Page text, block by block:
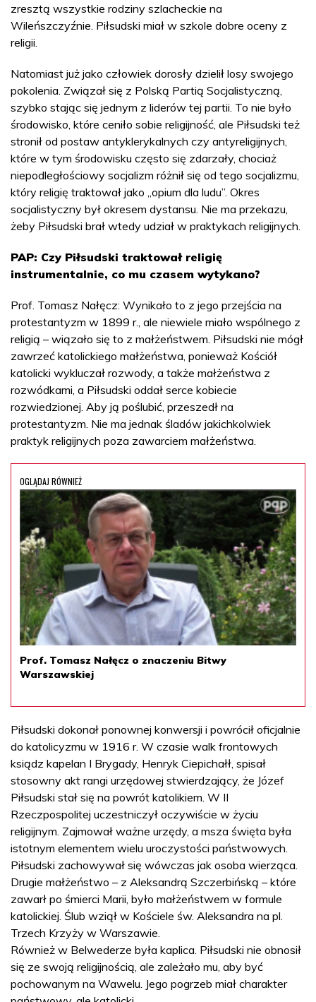
zresztą wszystkie rodziny szlacheckie na
Wileńszczyźnie. Piłsudski miał w szkole dobre oceny z
religii.
Natomiast już jako człowiek dorosły dzielił losy swojego
pokolenia. Związał się z Polską Partią Socjalistyczną,
szybko stając się jednym z liderów tej partii. To nie było
środowisko, które ceniło sobie religijność, ale Piłsudski też
stronił od postaw antyklerykalnych czy antyreligijnych,
które w tym środowisku często się zdarzały, chociaż
niepodległościowy socjalizm różnił się od tego socjalizmu,
który religię traktował jako „opium dla ludu”. Okres
socjalistyczny był okresem dystansu. Nie ma przekazu,
żeby Piłsudski brał wtedy udział w praktykach religijnych.
PAP: Czy Piłsudski traktował religię
instrumentalnie, co mu czasem wytykano?
Prof. Tomasz Nałęcz: Wynikało to z jego przejścia na
protestantyzm w 1899 r., ale niewiele miało wspólnego z
religią – wiązało się to z małżeństwem. Piłsudski nie mógł
zawrzeć katolickiego małżeństwa, ponieważ Kościół
katolicki wykluczał rozwody, a także małżeństwa z
rozwódkami, a Piłsudski oddał serce kobiecie
rozwiedzionej. Aby ją poślubić, przeszedł na
protestantyzm. Nie ma jednak śladów jakichkolwiek
praktyk religijnych poza zawarciem małżeństwa.
OGLĄDAJ RÓWNIEŻ
Prof. Tomasz Nałęcz o znaczeniu Bitwy
Warszawskiej
Piłsudski dokonał ponownej konwersji i powrócił oficjalnie
do katolicyzmu w 1916 r. W czasie walk frontowych
ksiądz kapelan I Brygady, Henryk Ciepichałł, spisał
stosowny akt rangi urzędowej stwierdzający, że Józef
Piłsudski stał się na powrót katolikiem. W II
Rzeczpospolitej uczestniczył oczywiście w życiu
religijnym. Zajmował ważne urzędy, a msza święta była
istotnym elementem wielu uroczystości państwowych.
Piłsudski zachowywał się wówczas jak osoba wierząca.
Drugie małżeństwo – z Aleksandrą Szczerbińską – które
zawarł po śmierci Marii, było małżeństwem w formule
katolickiej. Ślub wziął w Kościele św. Aleksandra na pl.
Trzech Krzyży w Warszawie.
Również w Belwederze była kaplica. Piłsudski nie obnosił
się ze swoją religijnością, ale zależało mu, aby być
pochowanym na Wawelu. Jego pogrzeb miał charakter